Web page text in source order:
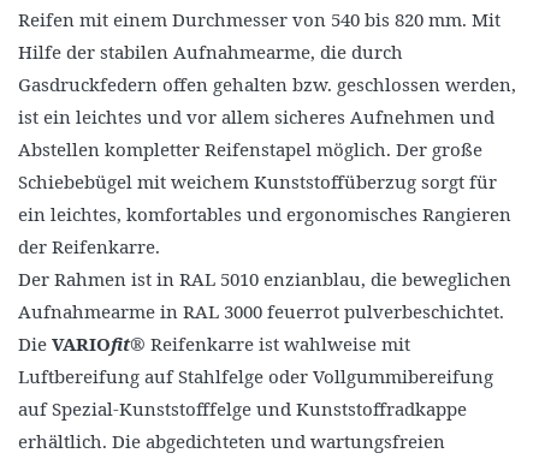
Reifen mit einem Durchmesser von 540 bis 820 mm. Mit
Hilfe der stabilen Aufnahmearme, die durch
Gasdruckfedern offen gehalten bzw. geschlossen werden,
ist ein leichtes und vor allem sicheres Aufnehmen und
Abstellen kompletter Reifenstapel möglich. Der große
Schiebebügel mit weichem Kunststoffüberzug sorgt für
ein leichtes, komfortables und ergonomisches Rangieren
der Reifenkarre.
Der Rahmen ist in RAL 5010 enzianblau, die beweglichen
Aufnahmearme in RAL 3000 feuerrot pulverbeschichtet.
Die VARIOfit® Reifenkarre ist wahlweise mit
Luftbereifung auf Stahlfelge oder Vollgummibereifung
auf Spezial-Kunststofffelge und Kunststoffradkappe
erhältlich. Die abgedichteten und wartungsfreien